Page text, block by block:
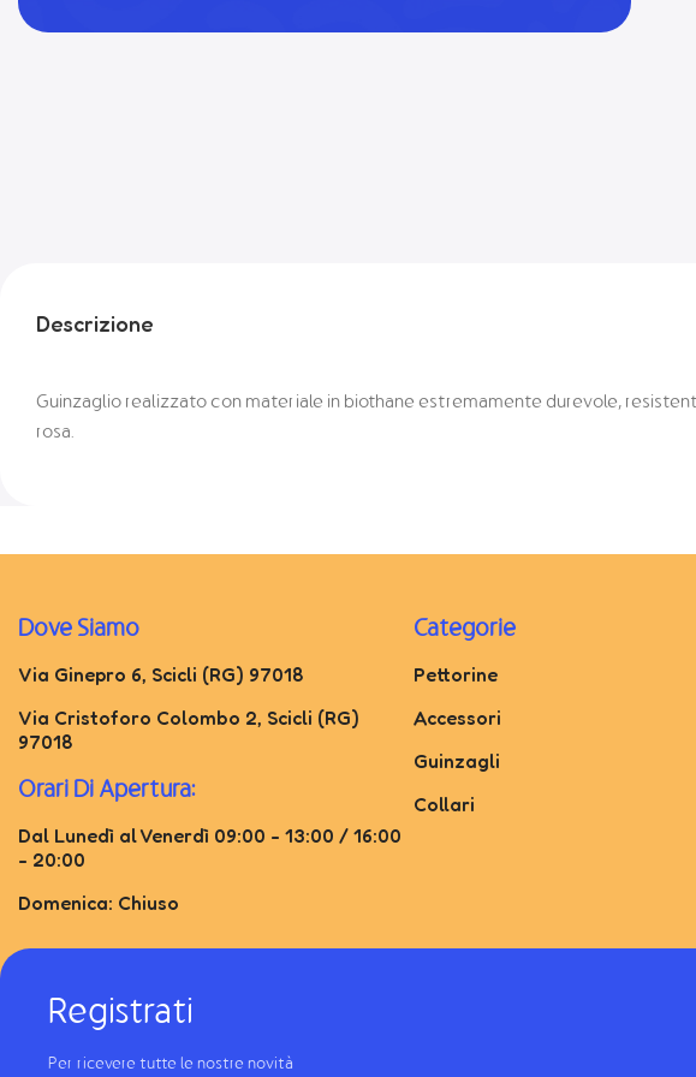
Descrizione
Guinzaglio realizzato con materiale in biothane estremamente durevole,
rosa.
Dove Siamo
Via Ginepro 6, Scicli (RG) 97018
Via Cristoforo Colombo 2, Scicli (RG)
97018
Orari Di Apertura:
Dal Lunedì al Venerdì 09:00 - 13:00 / 16:00
- 20:00
Domenica: Chiuso
Categorie
Pettorine
Accessori
Guinzagli
Collari
Registrati
Per ricevere tutte le nostre novità